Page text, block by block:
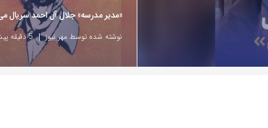
«مدیر مدرسه» جلال آل احمد سریال
نوشته شده توسط مهر نیوز 5 دقیقه پیش